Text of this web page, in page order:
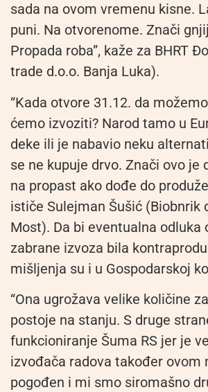
sada na ovom vremenu kisne.
puni. Na otvorenome. Znači
Propada roba”, kaže za BHRT
trade d.o.o. Banja Luka).
“Kada otvore 31.12. da
ćemo izvoziti? Narod tamo u
deke ili je nabavio neku
se ne kupuje drvo. Znači ovo je
na propast ako dođe do
ističe Sulejman Šušić (Biobnrik
Most). Da bi eventualna odluka
zabrane izvoza bila
mišljenja su i u Gospodarskoj
“Ona ugrožava velike količine
postoje na stanju. S druge
funkcioniranje Šuma RS jer je
izvođača radova također ovom
pogođen i mi smo siromašno